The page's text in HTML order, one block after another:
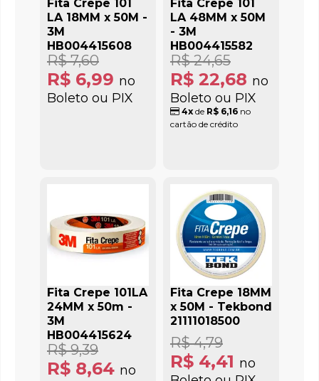
Fita Crepe 101
LA 18MM x 50M -
3M
HB004415608
R$ 6,99 no
Boleto ou PIX
R$ 7,60
Fita Crepe 101
LA 48MM x 50M
- 3M
HB004415582
R$ 22,68 no
Boleto ou PIX
R$ 24,65
4xde R$ 6,16no
cartão de crédito
Fita Crepe 101LA
24MM x 50m -
3M
HB004415624
R$ 8,64 no
R$ 9,39
Fita Crepe 18MM
x 50M - Tekbond
21111018500
R$ 4,41 no
R$ 4,79